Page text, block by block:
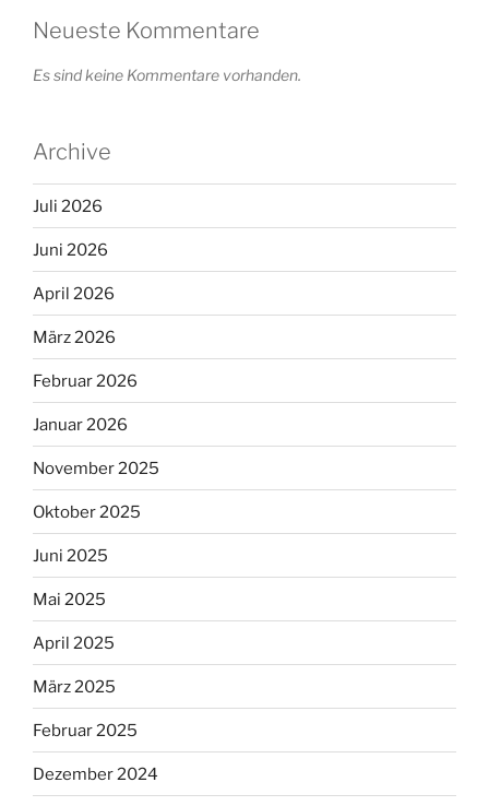
Neueste Kommentare
Es sind keine Kommentare vorhanden.
Archive
Juli 2026
Juni 2026
April 2026
März 2026
Februar 2026
Januar 2026
November 2025
Oktober 2025
Juni 2025
Mai 2025
April 2025
März 2025
Februar 2025
Dezember 2024